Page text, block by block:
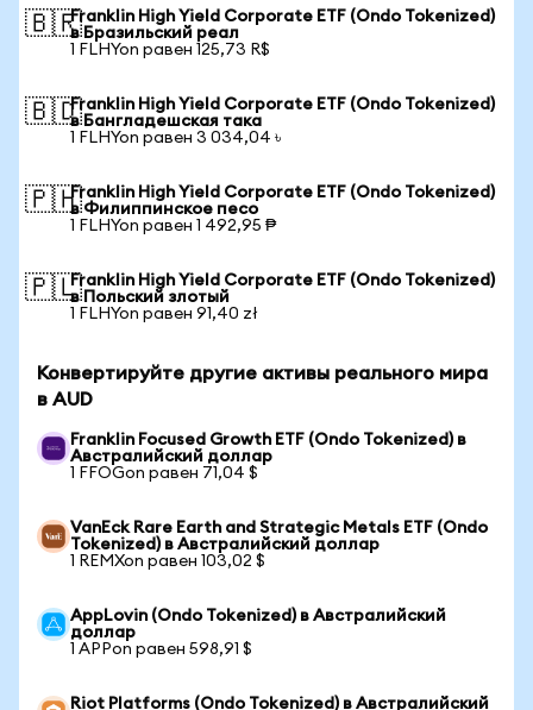
🇧🇷Franklin High Yield Corporate ETF (Ondo Tokenized)
в Бразильский реал
1 FLHYon равен 125,73 R$
🇧🇩Franklin High Yield Corporate ETF (Ondo Tokenized)
в Бангладешская така
1 FLHYon равен 3 034,04 ৳
🇵🇭Franklin High Yield Corporate ETF (Ondo Tokenized)
в Филиппинское песо
1 FLHYon равен 1 492,95 ₱
🇵🇱Franklin High Yield Corporate ETF (Ondo Tokenized)
в Польский злотый
1 FLHYon равен 91,40 zł
Конвертируйте другие активы реального мира
в AUD
Franklin Focused Growth ETF (Ondo Tokenized) в
Австралийский доллар
1 FFOGon равен 71,04 $
VanEck Rare Earth and Strategic Metals ETF (Ondo
Tokenized) в Австралийский доллар
1 REMXon равен 103,02 $
AppLovin (Ondo Tokenized) в Австралийский
доллар
1 APPon равен 598,91 $
Riot Platforms (Ondo Tokenized) в Австралийский